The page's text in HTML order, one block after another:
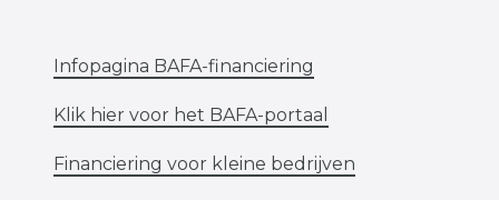
Infopagina BAFA-financiering
Klik hier voor het BAFA-portaal
Financiering voor kleine bedrijven